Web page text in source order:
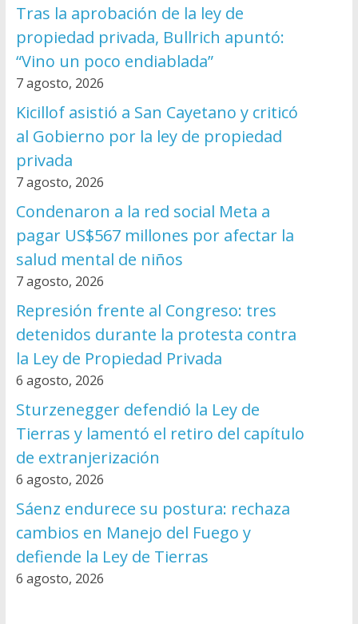
Tras la aprobación de la ley de
propiedad privada, Bullrich apuntó:
“Vino un poco endiablada”
7 agosto, 2026
Kicillof asistió a San Cayetano y criticó
al Gobierno por la ley de propiedad
privada
7 agosto, 2026
Condenaron a la red social Meta a
pagar US$567 millones por afectar la
salud mental de niños
7 agosto, 2026
Represión frente al Congreso: tres
detenidos durante la protesta contra
la Ley de Propiedad Privada
6 agosto, 2026
Sturzenegger defendió la Ley de
Tierras y lamentó el retiro del capítulo
de extranjerización
6 agosto, 2026
Sáenz endurece su postura: rechaza
cambios en Manejo del Fuego y
defiende la Ley de Tierras
6 agosto, 2026